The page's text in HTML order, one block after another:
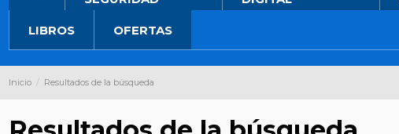
LIBROS OFERTAS
Inicio Resultados de la búsqueda